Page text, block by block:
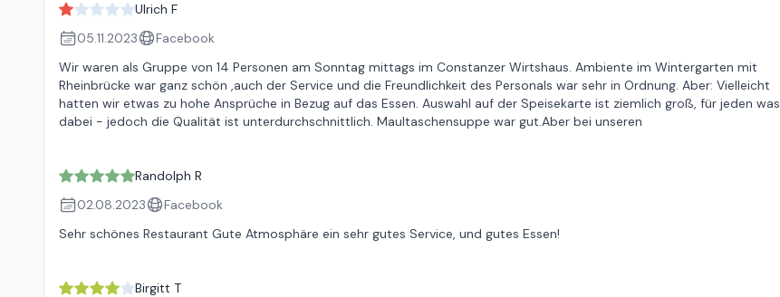
Ulrich F
05.11.2023
Facebook
Wir waren als Gruppe von 14 Personen am Sonntag mittags im Constanzer Wirtshaus. Ambiente im Wintergarten mit
Rheinbrücke war ganz schön ,auch der Service und die Freundlichkeit des Personals war sehr in Ordnung. Aber: Vielleicht
hatten wir etwas zu hohe Ansprüche in Bezug auf das Essen. Auswahl auf der Speisekarte ist ziemlich groß, für jeden was
dabei - jedoch die Qualität ist unterdurchschnittlich. Maultaschensuppe war gut.Aber bei unseren
Randolph R
02.08.2023
Facebook
Sehr schönes Restaurant Gute Atmosphäre ein sehr gutes Service, und gutes Essen!
Birgitt T